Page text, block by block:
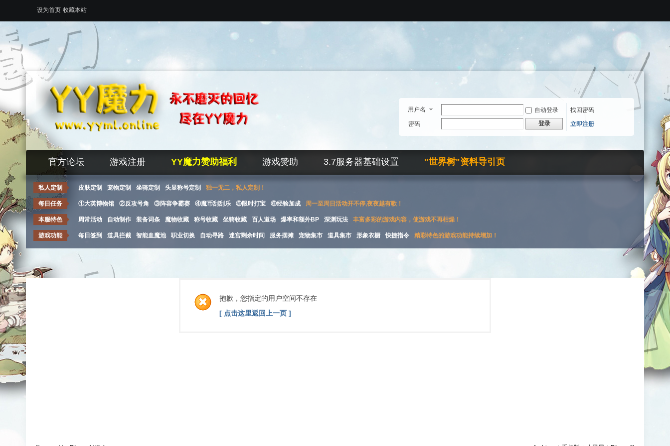
设为首页 收藏本站
用户名 自动登录
找回密码
密码
登录 立即注册
官方论坛 游戏注册 YY魔力赞助福利 游戏赞助 3.7服务器基础设置 "世界树"资料导引页
私人定制 皮肤定制 宠物定制 坐骑定制 头显称号定制 独一无二，私人定制！
每日任务 ①大英博物馆 ②反攻号角 ③阵容争霸赛 ④魔币刮刮乐 ⑤限时打宝 ⑥经验加成 周一至周日活动开不停,夜夜越有歌！
本服特色 周常活动 自动制作 装备词条 魔物收藏 称号收藏 坐骑收藏 百人道场 爆率和额外BP 深渊玩法 丰富多彩的游戏内容，使游戏不再枯燥！
游戏功能 每日签到 道具拦截 智能血魔池 职业切换 自动寻路 迷宫剩余时间 服务摆摊 宠物集市 道具集市 形象衣橱 快捷指令 精彩特色的游戏功能持续增加！
抱歉，您指定的用户空间不存在
[ 点击这里返回上一页 ]